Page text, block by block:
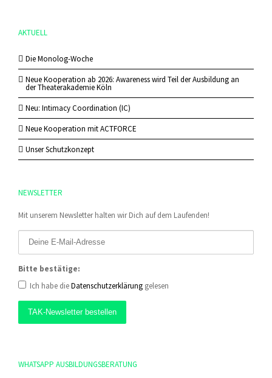
AKTUELL
Die Monolog-Woche
Neue Kooperation ab 2026: Awareness wird Teil der Ausbildung an
der Theaterakademie Köln
Neu: Intimacy Coordination (IC)
Neue Kooperation mit ACTFORCE
Unser Schutzkonzept
NEWSLETTER
Mit unserem Newsletter halten wir Dich auf dem Laufenden!
Bitte bestätige:
Ich habe dieDatenschutzerklärung gelesen
WHATSAPP AUSBILDUNGSBERATUNG